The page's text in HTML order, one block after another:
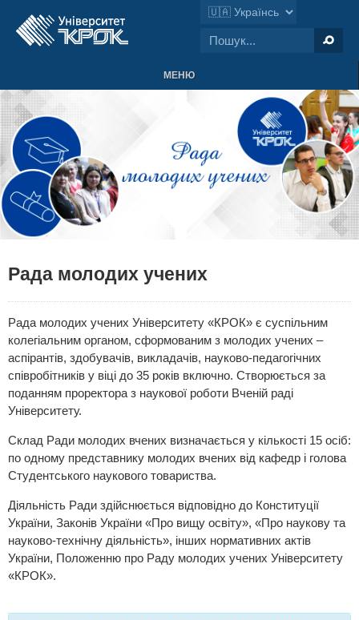
МЕНЮ
Рада молодих учених
Рада молодих учених Університету «КРОК» є суспільним
колегіальним органом, сформованим з молодих учених –
аспірантів, здобувачів, викладачів, науково-педагогічних
співробітників у віці до 35 років включно. Створюється за
поданням проректора з наукової роботи Вченій раді
Університету.
Склад Ради молодих вчених визначається у кількості 15 осіб:
по одному представнику молодих вчених від кафедр і голова
Студентського наукового товариства.
Діяльність Ради здійснюється відповідно до Конституції
України, Законів України «Про вищу освіту», «Про наукову та
науково-технічну діяльність», інших нормативних актів
України, Положенню про Раду молодих учених Університету
«КРОК».